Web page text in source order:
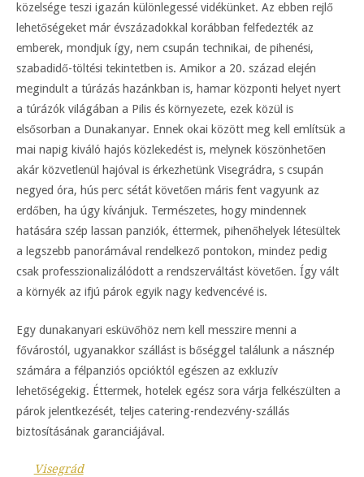
közelsége teszi igazán különlegessé vidékünket. Az ebben rejlő
lehetőségeket már évszázadokkal korábban felfedezték az
emberek, mondjuk így, nem csupán technikai, de pihenési,
szabadidő-töltési tekintetben is. Amikor a 20. század elején
megindult a túrázás hazánkban is, hamar központi helyet nyert
a túrázók világában a Pilis és környezete, ezek közül is
elsősorban a Dunakanyar. Ennek okai között meg kell említsük a
mai napig kiváló hajós közlekedést is, melynek köszönhetően
akár közvetlenül hajóval is érkezhetünk Visegrádra, s csupán
negyed óra, hús perc sétát követően máris fent vagyunk az
erdőben, ha úgy kívánjuk. Természetes, hogy mindennek
hatására szép lassan panziók, éttermek, pihenőhelyek létesültek
a legszebb panorámával rendelkező pontokon, mindez pedig
csak professzionalizálódott a rendszerváltást követően. Így vált
a környék az ifjú párok egyik nagy kedvencévé is.
Egy dunakanyari esküvőhöz nem kell messzire menni a
fővárostól, ugyanakkor szállást is bőséggel találunk a násznép
számára a félpanziós opcióktól egészen az exkluzív
lehetőségekig. Éttermek, hotelek egész sora várja felkészülten a
párok jelentkezését, teljes catering-rendezvény-szállás
biztosításának garanciájával.
Visegrád